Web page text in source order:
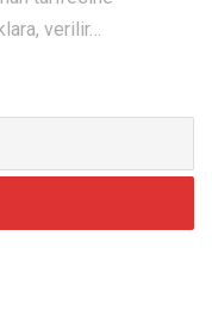
verilir…